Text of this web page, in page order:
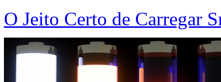
O Jeito Certo de Carregar